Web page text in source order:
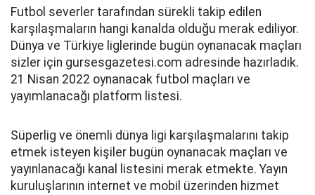
Futbol severler tarafından sürekli takip edilen
karşılaşmaların hangi kanalda olduğu merak ediliyor.
Dünya ve Türkiye liglerinde bugün oynanacak maçları
sizler için gursesgazetesi.com adresinde hazırladık.
21 Nisan 2022 oynanacak futbol maçları ve
yayımlanacağı platform listesi.
Süperlig ve önemli dünya ligi karşılaşmalarını takip
etmek isteyen kişiler bugün oynanacak maçları ve
yayınlanacağı kanal listesini merak etmekte. Yayın
kuruluşlarının internet ve mobil üzerinden hizmet